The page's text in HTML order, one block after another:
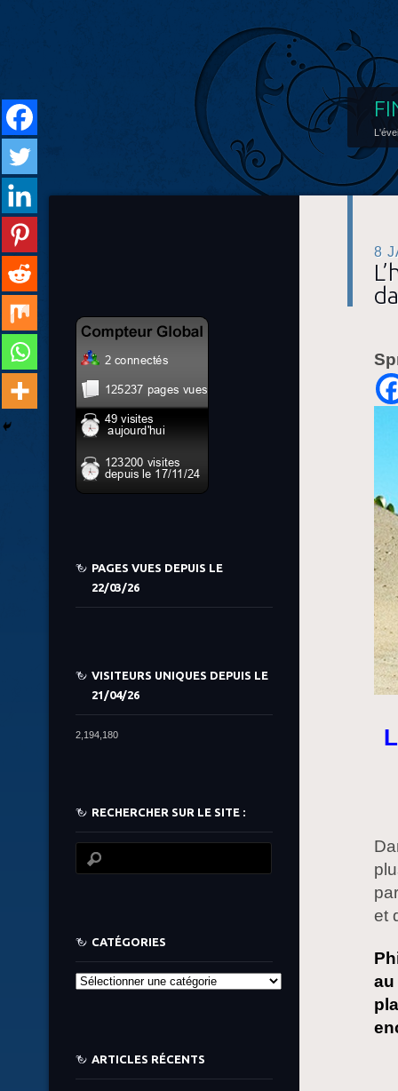
8
et
au
PAGES VUES DEPUIS LE
22/03/26
VISITEURS UNIQUES DEPUIS LE
21/04/26
2,194,180
RECHERCHER SUR LE SITE :
CATÉGORIES
Catégories
ARTICLES RÉCENTS